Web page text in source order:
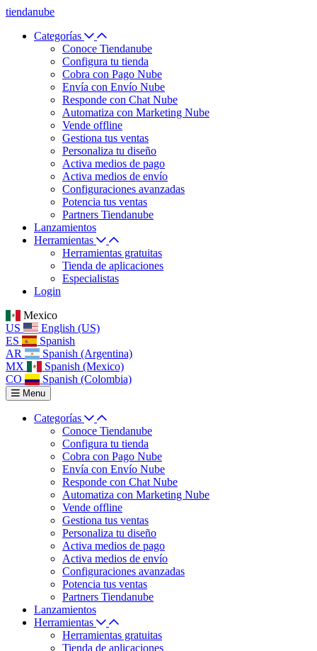
tiendanube
Categorías
Conoce Tiendanube
Configura tu tienda
Cobra con Pago Nube
Envía con Envío Nube
Responde con Chat Nube
Automatiza con Marketing Nube
Vende offline
Gestiona tus ventas
Personaliza tu diseño
Activa medios de pago
Activa medios de envío
Configuraciones avanzadas
Potencia tus ventas
Partners Tiendanube
Lanzamientos
Herramientas
Herramientas gratuitas
Tienda de aplicaciones
Especialistas
Login
Mexico
US
English (US)
ES
Spanish
AR
Spanish (Argentina)
MX
Spanish (Mexico)
CO
Spanish (Colombia)
Menu
Categorías
Conoce Tiendanube
Configura tu tienda
Cobra con Pago Nube
Envía con Envío Nube
Responde con Chat Nube
Automatiza con Marketing Nube
Vende offline
Gestiona tus ventas
Personaliza tu diseño
Activa medios de pago
Activa medios de envío
Configuraciones avanzadas
Potencia tus ventas
Partners Tiendanube
Lanzamientos
Herramientas
Herramientas gratuitas
Tienda de aplicaciones